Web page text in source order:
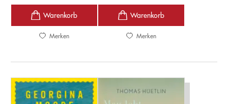
Merken Merken